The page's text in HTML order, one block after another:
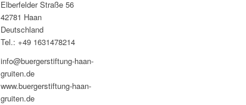
Elberfelder Straße 56
42781 Haan
Deutschland
Tel.: +49 1631478214
info@buergerstiftung-haan-
gruiten.de
www.buergerstiftung-haan-
gruiten.de